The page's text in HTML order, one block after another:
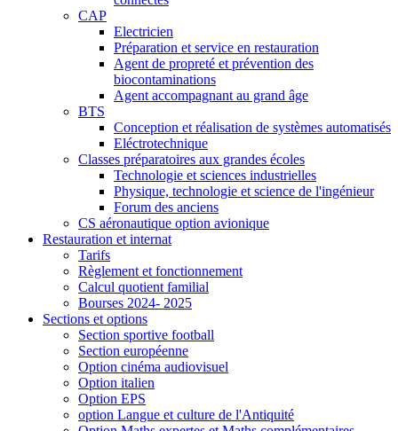
CAP
Electricien
Préparation et service en restauration
Agent de propreté et prévention des
biocontaminations
Agent accompagnant au grand âge
BTS
Conception et réalisation de systèmes automatisés
Eléctrotechnique
Classes préparatoires aux grandes écoles
Technologie et sciences industrielles
Physique, technologie et science de l'ingénieur
Forum des anciens
CS aéronautique option avionique
Restauration et internat
Tarifs
Règlement et fonctionnement
Calcul quotient familial
Bourses 2024- 2025
Sections et options
Section sportive football
Section européenne
Option cinéma audiovisuel
Option italien
Option EPS
option Langue et culture de l'Antiquité